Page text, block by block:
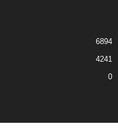
6894
4241
0